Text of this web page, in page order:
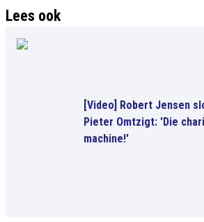
Lees ook
[Video] Robert Jensen
Pieter Omtzigt: 'Die
machine!'